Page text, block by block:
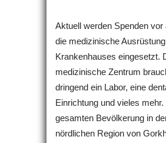
Aktuell werden Spenden vor
die medizinische
Krankenhauses eingesetzt.
medizinische Zentrum
dringend ein Labor, eine
Einrichtung und vieles
gesamten Bevölkerung in
nördlichen Region von